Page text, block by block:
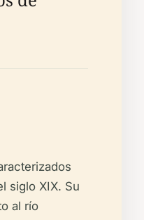
siglo XIX. Su
al río